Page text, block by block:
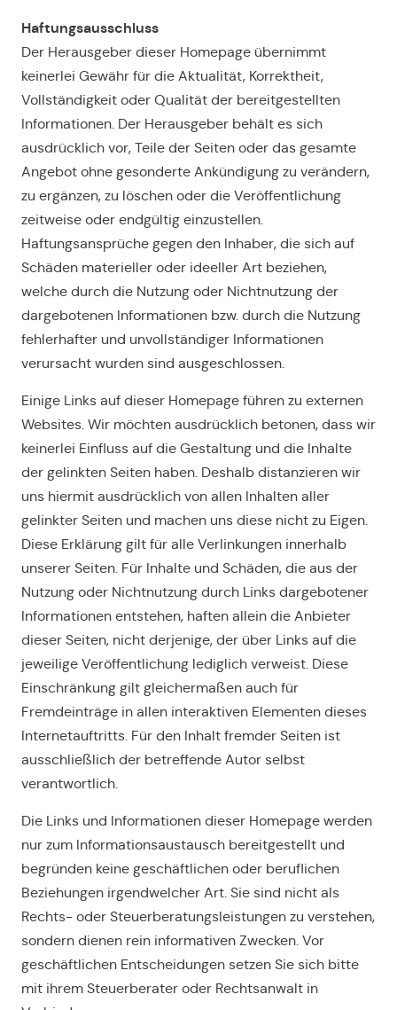
Haftungsausschluss
Der Herausgeber dieser Homepage übernimmt
keinerlei Gewähr für die Aktualität, Korrektheit,
Vollständigkeit oder Qualität der bereitgestellten
Informationen. Der Herausgeber behält es sich
ausdrücklich vor, Teile der Seiten oder das gesamte
Angebot ohne gesonderte Ankündigung zu verändern,
zu ergänzen, zu löschen oder die Veröffentlichung
zeitweise oder endgültig einzustellen.
Haftungsansprüche gegen den Inhaber, die sich auf
Schäden materieller oder ideeller Art beziehen,
welche durch die Nutzung oder Nichtnutzung der
dargebotenen Informationen bzw. durch die Nutzung
fehlerhafter und unvollständiger Informationen
verursacht wurden sind ausgeschlossen.
Einige Links auf dieser Homepage führen zu externen
Websites. Wir möchten ausdrücklich betonen, dass wir
keinerlei Einfluss auf die Gestaltung und die Inhalte
der gelinkten Seiten haben. Deshalb distanzieren wir
uns hiermit ausdrücklich von allen Inhalten aller
gelinkter Seiten und machen uns diese nicht zu Eigen.
Diese Erklärung gilt für alle Verlinkungen innerhalb
unserer Seiten. Für Inhalte und Schäden, die aus der
Nutzung oder Nichtnutzung durch Links dargebotener
Informationen entstehen, haften allein die Anbieter
dieser Seiten, nicht derjenige, der über Links auf die
jeweilige Veröffentlichung lediglich verweist. Diese
Einschränkung gilt gleichermaßen auch für
Fremdeinträge in allen interaktiven Elementen dieses
Internetauftritts. Für den Inhalt fremder Seiten ist
ausschließlich der betreffende Autor selbst
verantwortlich.
Die Links und Informationen dieser Homepage werden
nur zum Informationsaustausch bereitgestellt und
begründen keine geschäftlichen oder beruflichen
Beziehungen irgendwelcher Art. Sie sind nicht als
Rechts- oder Steuerberatungsleistungen zu verstehen,
sondern dienen rein informativen Zwecken. Vor
geschäftlichen Entscheidungen setzen Sie sich bitte
mit ihrem Steuerberater oder Rechtsanwalt in